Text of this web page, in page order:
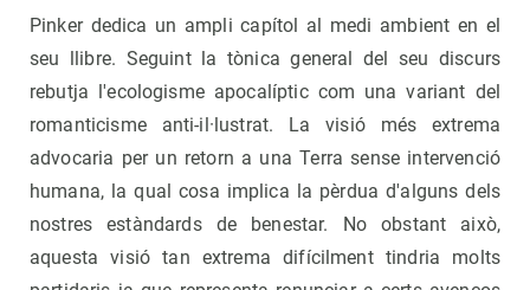
Pinker dedica un ampli capítol al medi ambient en el
seu llibre. Seguint la tònica general del seu discurs
rebutja l'ecologisme apocalíptic com una variant del
romanticisme anti-il·lustrat. La visió més extrema
advocaria per un retorn a una Terra sense intervenció
humana, la qual cosa implica la pèrdua d'alguns dels
nostres estàndards de benestar. No obstant això,
aquesta visió tan extrema difícilment tindria molts